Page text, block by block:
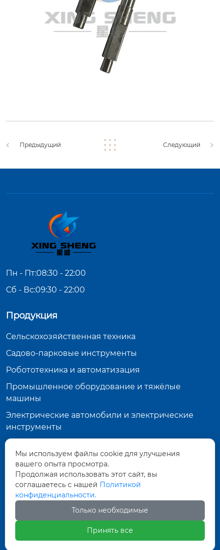
Предыдущий Следующий
Пн - Пт:08:30 - 22:00
Сб - Вс:09:30 - 22:00
Продукция
Сельскохозяйственная техника
Садово-парковые инструменты
Робототехника и автоматизация
Промышленное оборудование и тяжёлые
машины
Электрические автомобили и электрические
инструменты
Планетарный зубчатый редуктор
Контактная информация
Здание 19-102, долина Ляндун У, Фэнхуа,
Нинбо, Чжэцзян
dyn.lingxiu@gmail.com
+86-13456141318
Мы используем файлы cookie для улучшения
вашего опыта просмотра.
Продолжая использовать этот сайт, вы
соглашаетесь с нашей Политикой
конфиденциальности.
Только необходимые
Принять все